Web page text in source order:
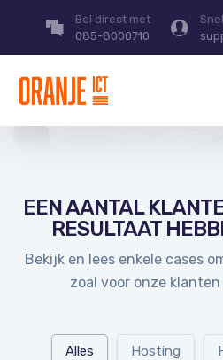
Bel direct met
085-8000710
EEN AANTAL
RESULTAAT
Bekijk en lees enkele cases
zoal voor onze
Alles Hosting